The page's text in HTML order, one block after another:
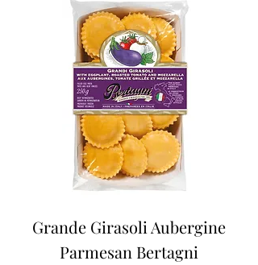
Grande Girasoli Aubergine
Parmesan Bertagni